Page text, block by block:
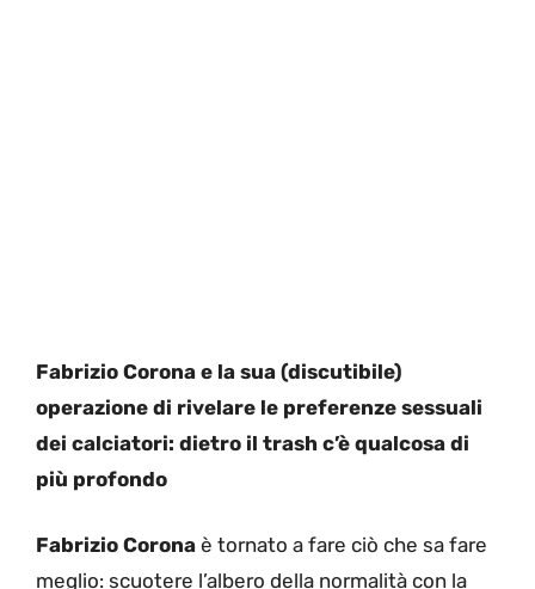
Fabrizio Corona e la sua (discutibile)
operazione di rivelare le preferenze sessuali
dei calciatori: dietro il trash c’è qualcosa di
più profondo
Fabrizio Corona è tornato a fare ciò che sa fare
meglio: scuotere l’albero della normalità con la